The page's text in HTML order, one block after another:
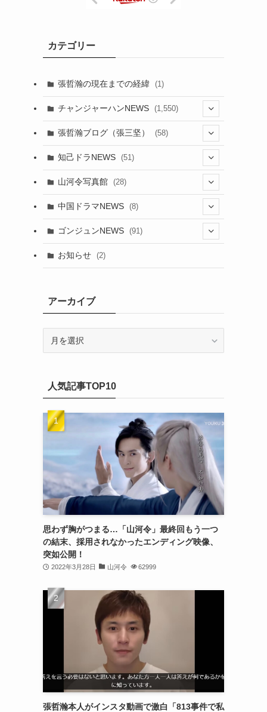
カテゴリー
張哲瀚の現在までの経緯 (1)
チャンジャーハンNEWS (1,550)
(7)
(29)
(20)
(21)
(21)
(24)
(23)
(27)
(21)
(25)
(25)
(29)
(30)
(32)
張哲瀚ブログ（張三坚） (58)
(14)
知己ドラNEWS (51)
(42)
(5)
(1)
山河令写真館 (28)
(17)
(3)
(2)
中国ドラマNEWS (8)
(1)
(6)
ゴンジュンNEWS (91)
お知らせ (2)
アーカイブ
ブ人気記事TOP10
思わず胸がつまる…「山河令」最終回もう一つ
の結末、採用されなかったエンディング映像、
突如公開！
2022年3月28日 山河令 62999
張哲瀚本人がインスタ動画で激白「813事件で私